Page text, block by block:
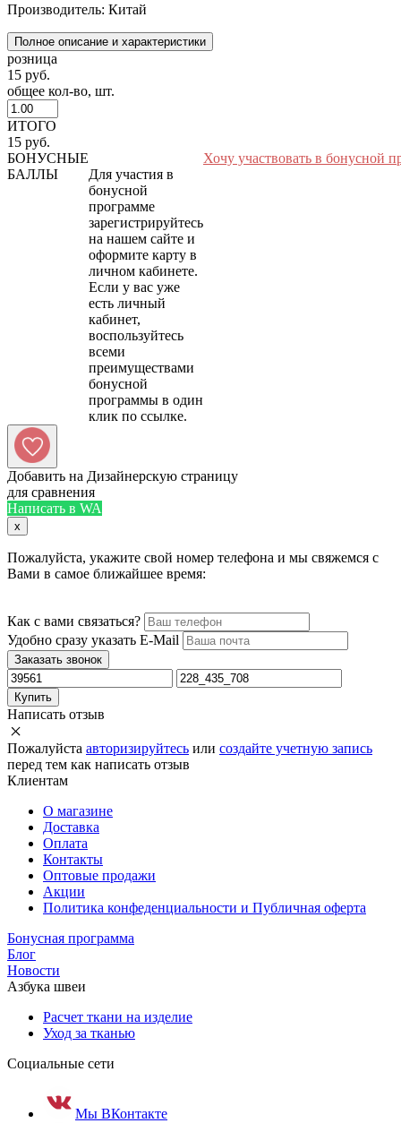
Производитель: Китай
Полное описание и характеристики
розница
15 руб.
общее кол-во, шт.
ИТОГО
15 руб.
БОНУСНЫЕ
БАЛЛЫ
Для участия в
бонусной
программе
зарегистрируйтесь
на нашем сайте и
оформите карту в
личном кабинете.
Если у вас уже
есть личный
кабинет,
воспользуйтесь
всеми
преимуществами
бонусной
программы в один
Хочу участвовать в бонусной
Добавить на Дизайнерскую страницу
для сравнения
Написать в WA
x
Пожалуйста, укажите свой номер телефона и мы свяжемся с
Вами в самое ближайшее время:
Как с вами связаться?
Удобно сразу указать E-Mail
Заказать звонок
Купить
Написать отзыв
Пожалуйста авторизируйтесь или создайте учетную запись
перед тем как написать отзыв
Клиентам
О магазине
Доставка
Оплата
Контакты
Оптовые продажи
Акции
Политика конфеденциальности и Публичная оферта
Бонусная программа
Блог
Новости
Азбука швеи
Расчет ткани на изделие
Уход за тканью
Социальные сети
Мы ВКонтакте